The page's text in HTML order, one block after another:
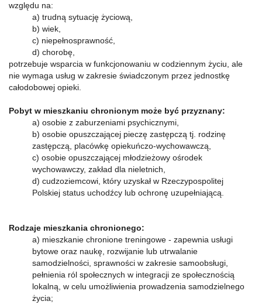
względu na:
a) trudną sytuację życiową,
b) wiek,
c) niepełnosprawność,
d) chorobę,
potrzebuje wsparcia w funkcjonowaniu w codziennym życiu, ale
nie wymaga usług w zakresie świadczonym przez jednostkę
całodobowej opieki.
Pobyt w mieszkaniu chronionym może być przyznany:
a) osobie z zaburzeniami psychicznymi,
b) osobie opuszczającej pieczę zastępczą tj. rodzinę
zastępczą, placówkę opiekuńczo-wychowawczą,
c) osobie opuszczającej młodzieżowy ośrodek
wychowawczy, zakład dla nieletnich,
d) cudzoziemcowi, który uzyskał w Rzeczypospolitej
Polskiej status uchodźcy lub ochronę uzupełniającą.
Rodzaje mieszkania chronionego:
a) mieszkanie chronione treningowe - zapewnia usługi
bytowe oraz naukę, rozwijanie lub utrwalanie
samodzielności, sprawności w zakresie samoobsługi,
pełnienia ról społecznych w integracji ze społecznością
lokalną, w celu umożliwienia prowadzenia samodzielnego
życia;